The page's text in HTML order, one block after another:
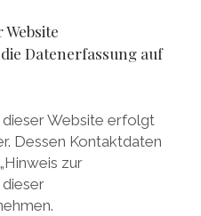
Datenerfassung auf
Website erfolgt
Dessen Kontaktdaten
zur